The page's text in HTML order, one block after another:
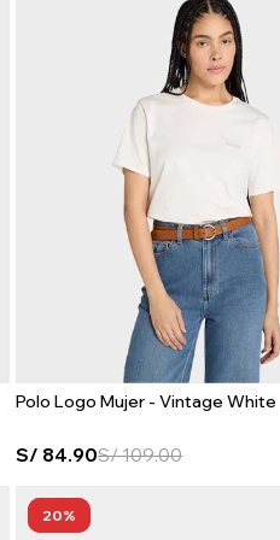
Polo Logo Mujer - Vintage White
S/ 84.90S/109.00
20